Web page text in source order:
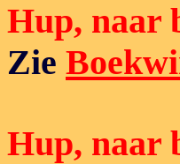
Hup, naar
Zie
Hup, naar